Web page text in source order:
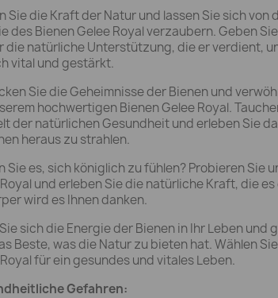
Sie die Kraft der Natur und lassen Sie sich von
des Bienen Gelee Royal verzaubern. Geben
die natürliche Unterstützung, die er verdient,
vital und gestärkt.
Sie die Geheimnisse der Bienen und
hochwertigen Bienen Gelee Royal.
der natürlichen Gesundheit und erleben Sie
heraus zu strahlen.
Sie es, sich königlich zu fühlen? Probieren Sie
und erleben Sie die natürliche Kraft, die
wird es Ihnen danken.
sich die Energie der Bienen in Ihr Leben und
Beste, was die Natur zu bieten hat. Wählen
für ein gesundes und vitales Leben.
Gefahren: